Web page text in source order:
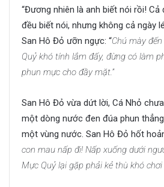
“Đương nhiên là anh biết nói rồi!
đều biết nói, nhưng không cả ngày
San Hô Đỏ ưỡn ngực: “Chú mày
Quỷ khó tính lắm đấy, đừng có làm
phun mực cho đầy mặt.”
San Hô Đỏ vừa dứt lời, Cá Nhỏ
một dòng nước đen đúa phun
một vùng nước. San Hô Đỏ hốt
con mau nấp đi! Nấp xuống dưới
Mực Quỷ lại gặp phải kẻ thù khó chơi